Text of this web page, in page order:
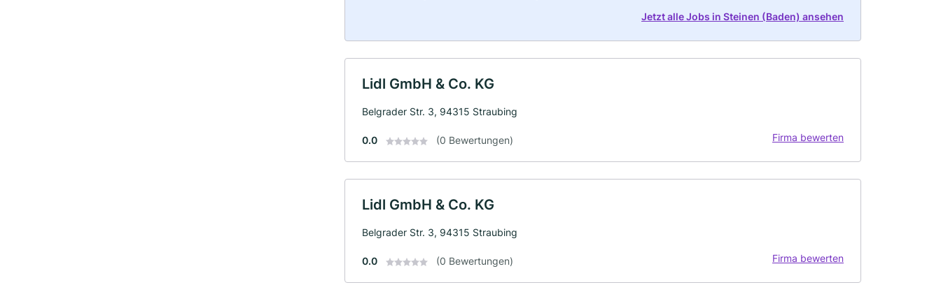
Jetzt alle Jobs in Steinen (Baden) ansehen
Lidl GmbH & Co. KG
Belgrader Str. 3, 94315 Straubing
0.0 (0 Bewertungen) Firma bewerten
Lidl GmbH & Co. KG
Belgrader Str. 3, 94315 Straubing
0.0 (0 Bewertungen) Firma bewerten